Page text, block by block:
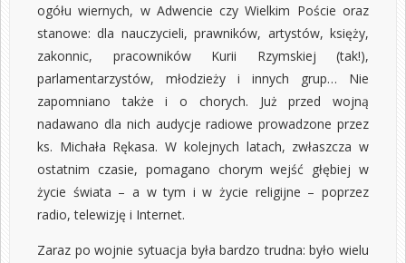
ogółu wiernych, w Adwencie czy Wielkim Poście oraz
stanowe: dla nauczycieli, prawników, artystów, księży,
zakonnic, pracowników Kurii Rzymskiej (tak!),
parlamentarzystów, młodzieży i innych grup… Nie
zapomniano także i o chorych. Już przed wojną
nadawano dla nich audycje radiowe prowadzone przez
ks. Michała Rękasa. W kolejnych latach, zwłaszcza w
ostatnim czasie, pomagano chorym wejść głębiej w
życie świata – a w tym i w życie religijne – poprzez
radio, telewizję i Internet.
Zaraz po wojnie sytuacja była bardzo trudna: było wielu